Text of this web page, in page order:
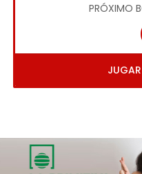
PRÓXIMO